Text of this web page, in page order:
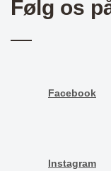
Følg os
Facebook
Instagram